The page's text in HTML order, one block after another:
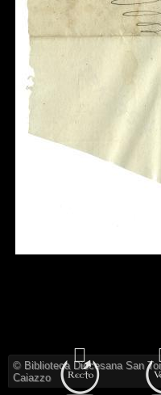
© Biblioteca Diocesana San
Caiazzo